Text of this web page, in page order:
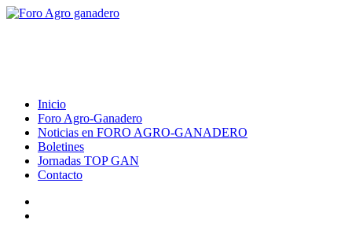
Inicio
Foro Agro-Ganadero
Noticias en FORO AGRO-GANADERO
Boletines
Jornadas TOP GAN
Contacto